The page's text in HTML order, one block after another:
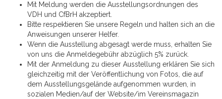
Mit Meldung werden die Ausstellungsordnungen des
VDH und CfBrH akzeptiert.
Bitte respektieren Sie unsere Regeln und halten sich an die
Anweisungen unserer Helfer.
Wenn die Ausstellung abgesagt werde muss, erhalten Sie
von uns die Anmeldegebühr abzüglich 5% zurück.
Mit der Anmeldung zu dieser Ausstellung erklären Sie sich
gleichzeitig mit der Veröffentlichung von Fotos, die auf
dem Ausstellungsgelände aufgenommen wurden, in
sozialen Medien/auf der Website/im Vereinsmagazin